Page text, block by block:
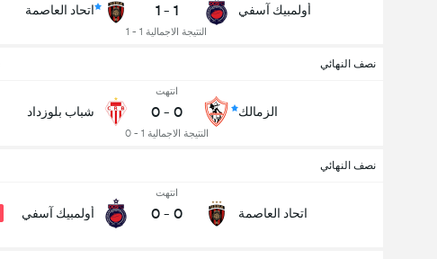
أولمبيك آسفي 1
-
1
النتيجة الاجمالية 1 - 1
اتحاد العاصمة
نصف النهائي
الزمالك
انتهت
0
-
0
النتيجة الاجمالية 1 - 0
شباب بلوزداد
نصف النهائي
اتحاد العاصمة
انتهت
0
-
0 أولمبيك آسفي